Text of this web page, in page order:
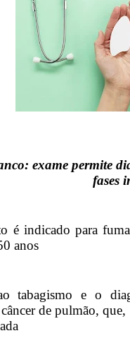
exame permite
fases
é indicado para
anos
tabagismo e o
de pulmão,